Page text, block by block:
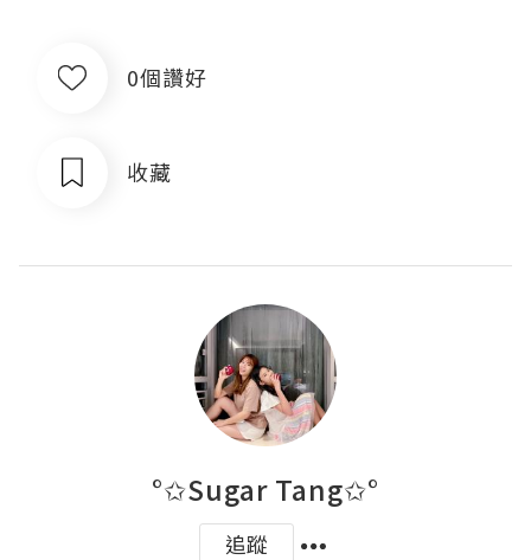
0個讚好
收藏
°✩Sugar Tang✩°
追蹤